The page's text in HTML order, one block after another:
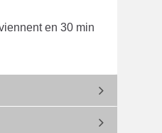
en 30 min